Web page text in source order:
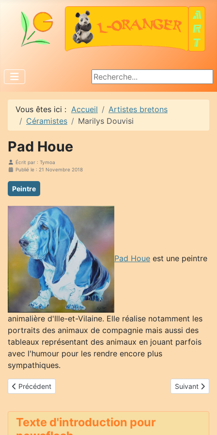
Rechercher
Vous êtes ici : Accueil
Artistes bretons
Céramistes
Marilys Douvisi
Pad Houe
Écrit par : Tymoa
Publié le : 21 Novembre 2018
Peintre
Pad Houe est une peintre
animalière d'Ille-et-Vilaine. Elle réalise notamment les
portraits des animaux de compagnie mais aussi des
tableaux représentant des animaux en jouant parfois
avec l'humour pour les rendre encore plus
sympathiques.
Article précédent : Juchal
Précédent Article
Suivant
Texte d'introduction pour